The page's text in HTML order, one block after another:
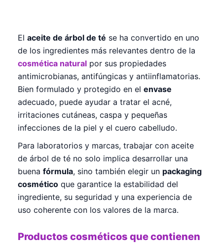
El aceite de árbol de té se ha convertido en uno
de los ingredientes más relevantes dentro de la
cosmética natural por sus propiedades
antimicrobianas, antifúngicas y antiinflamatorias.
Bien formulado y protegido en el envase
adecuado, puede ayudar a tratar el acné,
irritaciones cutáneas, caspa y pequeñas
infecciones de la piel y el cuero cabelludo.
Para laboratorios y marcas, trabajar con aceite
de árbol de té no solo implica desarrollar una
buena fórmula, sino también elegir un packaging
cosmético que garantice la estabilidad del
ingrediente, su seguridad y una experiencia de
uso coherente con los valores de la marca.
Productos cosméticos que contienen